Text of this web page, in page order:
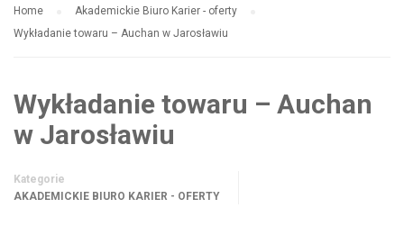
Home
Akademickie Biuro Karier - oferty
Wykładanie towaru – Auchan w Jarosławiu
Wykładanie towaru – Auchan
w Jarosławiu
Kategorie
AKADEMICKIE BIURO KARIER - OFERTY